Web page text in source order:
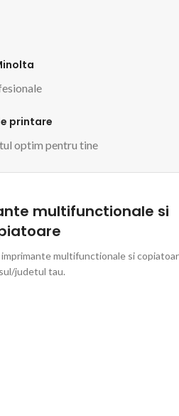
printare
optim pentru tine
multifunctionale si
multifunctionale si
judetul tau.